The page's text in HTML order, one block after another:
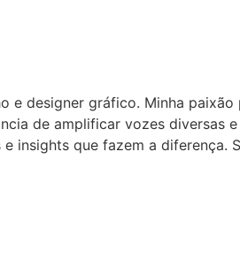
e designer gráfico. Minha
de amplificar vozes diversas
insights que fazem a diferença.